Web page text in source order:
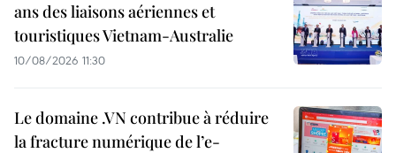
ans des liaisons aériennes et
touristiques Vietnam-Australie
10/08/2026 11:30
Le domaine .VN contribue à réduire
la fracture numérique de l’e-